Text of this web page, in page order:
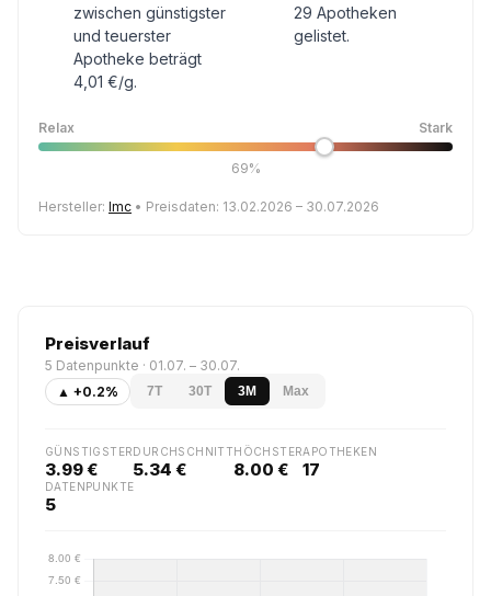
zwischen günstigster
und teuerster
Apotheke beträgt
4,01 €/g.
29 Apotheken
gelistet.
Relax Stark
69%
Hersteller: Imc • Preisdaten: 13.02.2026 – 30.07.2026
Preisverlauf
5 Datenpunkte · 01.07. – 30.07.
▲ +0.2%
7T 30T 3M Max
GÜNSTIGSTER
3.99 €
DURCHSCHNITT
5.34 €
HÖCHSTER
8.00 €
APOTHEKEN
17
DATENPUNKTE
5